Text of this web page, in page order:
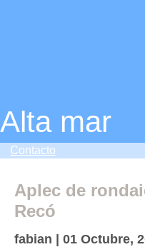
Alta mar
Contacto
Aplec de
Recó
fabian | 01 Octubre,